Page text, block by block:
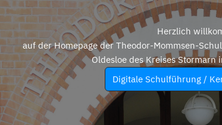
Herzlich
auf der Homepage der Theodor-Mommsen-
Oldesloe des Kreises Stormarn
Digitale Schulführung /